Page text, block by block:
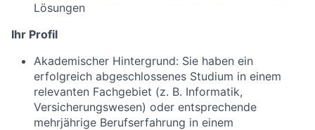
Lösungen
Ihr Profil
Akademischer Hintergrund: Sie haben ein
erfolgreich abgeschlossenes Studium in einem
relevanten Fachgebiet (z. B. Informatik,
Versicherungswesen) oder entsprechende
mehrjährige Berufserfahrung in einem